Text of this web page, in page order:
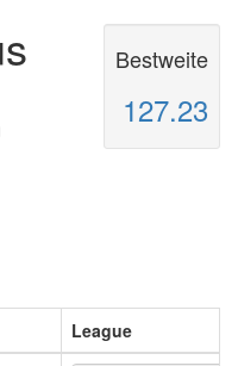
Bestweite
127.23
League